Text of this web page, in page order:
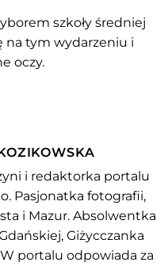
szkoły średniej
na tym wydarzeniu i
oczy.
i redaktorka portalu
Pasjonatka fotografii,
i Mazur. Absolwentka
Giżycczanka
portalu odpowiada za